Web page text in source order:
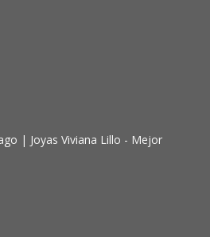
| Joyas Viviana Lillo - Mejor